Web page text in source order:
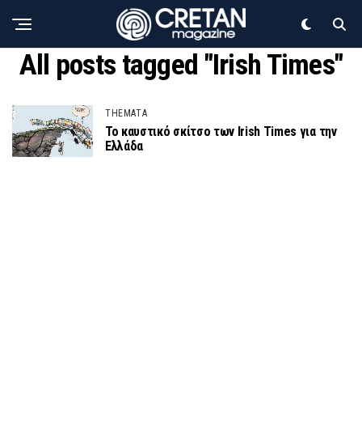
All posts tagged "Irish Times"
THEMATA
Το καυστικό σκίτσο των Irish Times για την
Ελλάδα